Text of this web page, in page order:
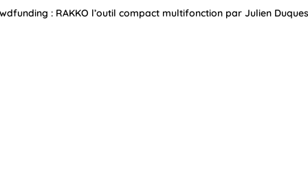
: RAKKO l’outil compact multifonction par Julien